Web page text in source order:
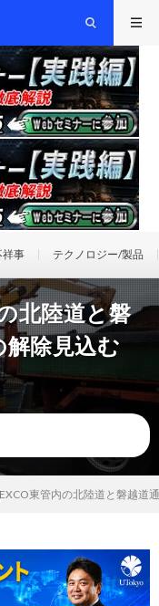
祥事 テクノロジー/製品
北陸道と磐
除見込む
東管内の北陸道と磐越